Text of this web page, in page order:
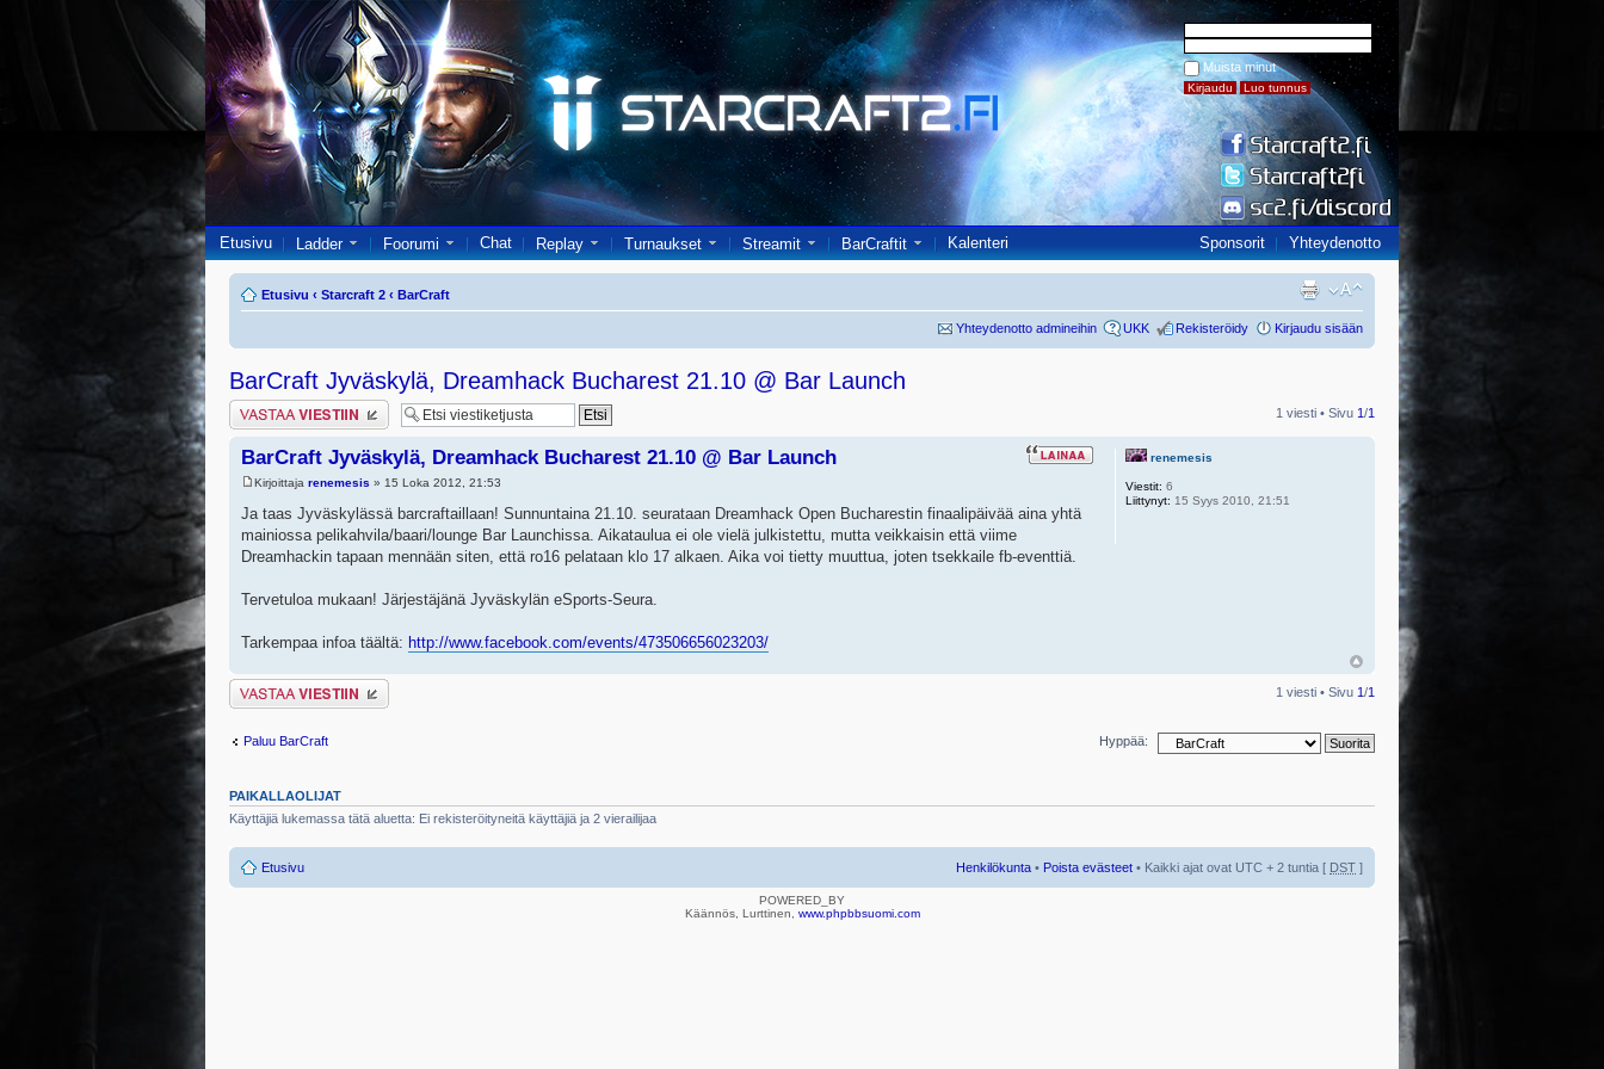
Muista minut
Etusivu Ladder Foorumi Chat Replay Turnaukset Streamit BarCraftit Kalenteri Sponsorit Yhteydenotto
Etusivu ‹ Starcraft 2 ‹ BarCraft
Yhteydenotto admineihin UKK Rekisteröidy Kirjaudu sisään
BarCraft Jyväskylä, Dreamhack Bucharest 21.10 @ Bar Launch
Lähetä vastaus 1 viesti • Sivu 1/1
BarCraft Jyväskylä, Dreamhack Bucharest 21.10 @ Bar Launch
Kirjoittaja renemesis » 15 Loka 2012, 21:53
Ja taas Jyväskylässä barcraftaillaan! Sunnuntaina 21.10. seurataan Dreamhack Open Bucharestin finaalipäivää aina yhtä
mainiossa pelikahvila/baari/lounge Bar Launchissa. Aikataulua ei ole vielä julkistettu, mutta veikkaisin että viime
Dreamhackin tapaan mennään siten, että ro16 pelataan klo 17 alkaen. Aika voi tietty muuttua, joten tsekkaile fb-eventtiä.
Tervetuloa mukaan! Järjestäjänä Jyväskylän eSports-Seura.
Tarkempaa infoa täältä: http://www.facebook.com/events/473506656023203/
renemesis
Viestit: 6
Liittynyt: 15 Syys 2010, 21:51
Lähetä vastaus 1 viesti • Sivu 1/1
Paluu BarCraft Hyppää:
PAIKALLAOLIJAT
Käyttäjiä lukemassa tätä aluetta: Ei rekisteröityneitä käyttäjiä ja 2 vierailijaa
Etusivu Henkilökunta • Poista evästeet • Kaikki ajat ovat UTC + 2 tuntia [ DST ]
POWERED_BY
Käännös, Lurttinen, www.phpbbsuomi.com